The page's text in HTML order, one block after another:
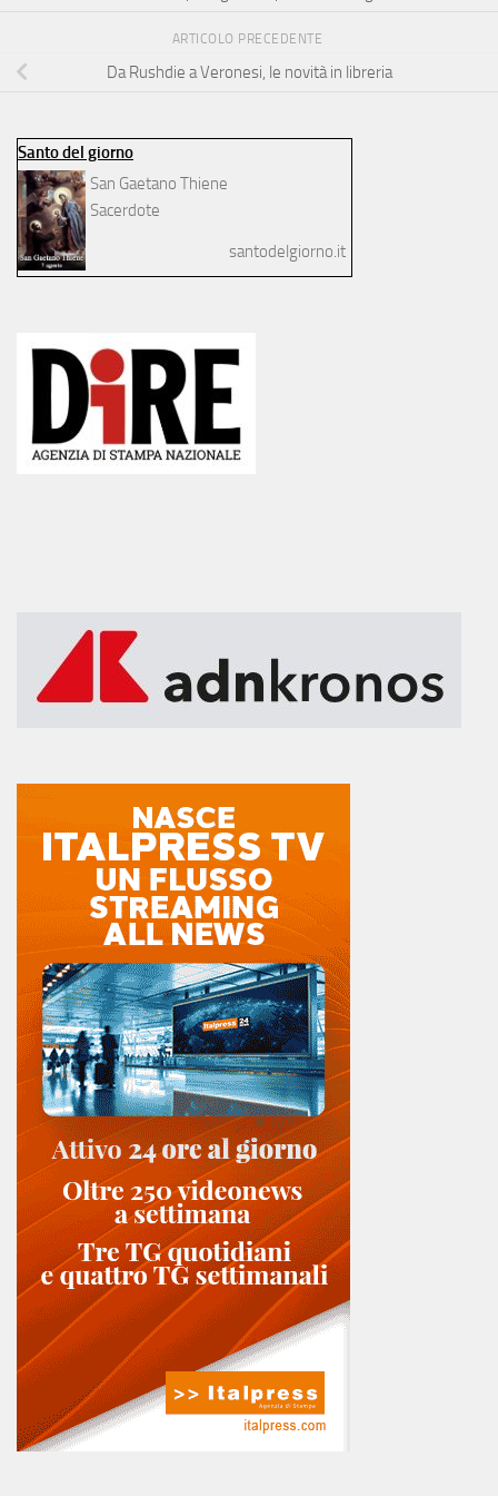
ARTICOLO PRECEDENTE
Da Rushdie a Veronesi, le novità in libreria
Santo del giorno
San Gaetano Thiene
Sacerdote
santodelgiorno.it